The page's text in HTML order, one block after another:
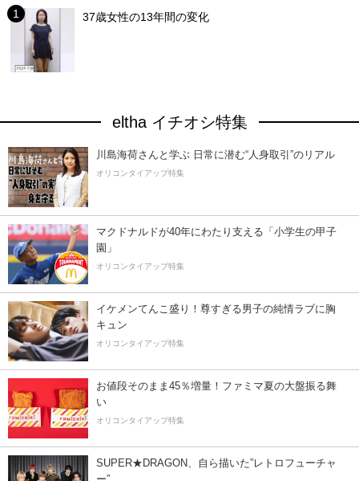
37歳女性の13年間の変化
eltha イチオシ特集
川島海荷さんと学ぶ 日常に潜む“人身取引”のリアル
オリコンタイアップ特集
マクドナルドが40年にわたり支える「小学生の甲子
園」
オリコンタイアップ特集
イケメンてんこ盛り！尊すぎる男子の純情ラブに胸
キュン
オリコンタイアップ特集
お値段そのまま45％増量！ファミマ夏の大盤振る舞
い
オリコンタイアップ特集
SUPER★DRAGON、自ら描いた”レトロフューチャ